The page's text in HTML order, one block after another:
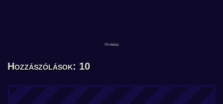
Hozzászólások: 10